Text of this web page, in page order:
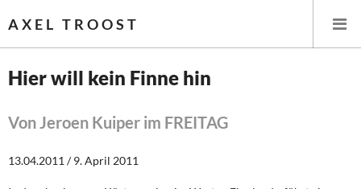
AXEL TROOST
Hier will kein Finne hin
Von Jeroen Kuiper im FREITAG
13.04.2011 / 9. April 2011